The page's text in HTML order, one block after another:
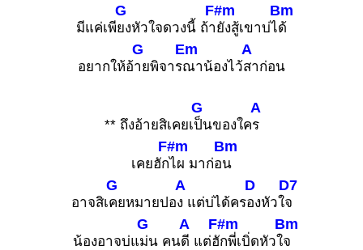
มีแค่เพี
G
ยงหัวใจดวงนี้ ถ้า
F#m
ยังสู้เขาบ่ไ
Bm
ด้
อยากให้อ้
G
ายพิจาร
Em
ณาน้องไว้
A
สาก่อน
** ถึงอ้ายสิเคยเ
G
ป็นของใค
A
ร
เคยฮัก
F#m
ไผ มาก่อ
Bm
น
อาจสิเ
G
คยหมายปอ
A
ง แต่บ่ได้คร
D
องหัวใ
D7
จ
น้องอาจบ่แ
G
ม่น คน
A
ดี แต่ฮั
F#m
กพี่เบิ่ดหัวใ
Bm
จ